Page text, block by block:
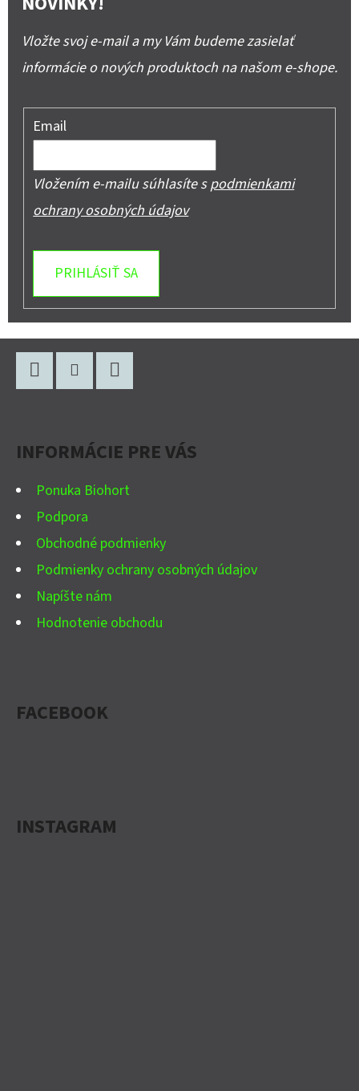
Vložte svoj e-mail a my Vám budeme zasielať
informácie o nových produktoch na našom e-shope.
Email
Vložením e-mailu súhlasíte spodmienkami
ochrany osobných údajov
PRIHLÁSIŤ SA
INFORMÁCIE PRE VÁS
Ponuka Biohort
Podpora
Obchodné podmienky
Podmienky ochrany osobných údajov
Napíšte nám
Hodnotenie obchodu
FACEBOOK
INSTAGRAM